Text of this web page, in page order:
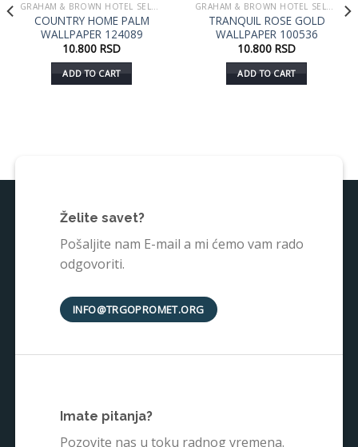
Dodaj
u listu
želja
GRAHAM & BROWN HOTEL SELECTION
COUNTRY HOME PALM
WALLPAPER 124089
10.800 RSD
ADD TO CART
Dodaj
u listu
želja
GRAHAM & BROWN HOTEL SELECTION
TRANQUIL ROSE GOLD
WALLPAPER 100536
10.800 RSD
ADD TO CART
Želite savet?
Pošaljite nam E-mail a mi ćemo vam rado
odgovoriti.
INFO@TRGOPROMET.ORG
Imate pitanja?
Pozovite nas u toku radnog vremena.